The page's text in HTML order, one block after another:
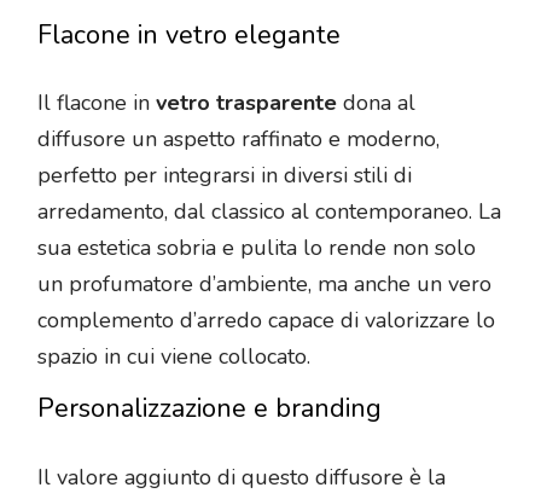
Flacone in vetro elegante
Il flacone in vetro trasparente dona al
diffusore un aspetto raffinato e moderno,
perfetto per integrarsi in diversi stili di
arredamento, dal classico al contemporaneo. La
sua estetica sobria e pulita lo rende non solo
un profumatore d’ambiente, ma anche un vero
complemento d’arredo capace di valorizzare lo
spazio in cui viene collocato.
Personalizzazione e branding
Il valore aggiunto di questo diffusore è la